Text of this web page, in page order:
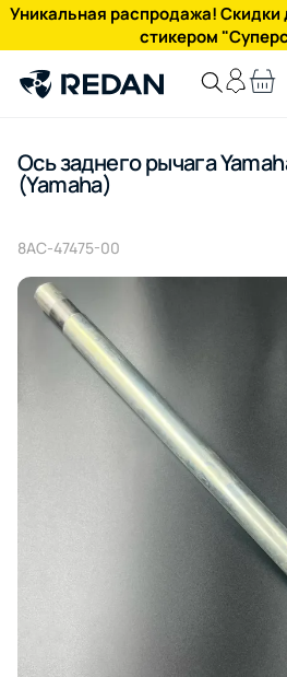
Уникальная распродажа! Скидки
стикером
Ось заднего рычага
(Yamaha)
8AC-47475-00